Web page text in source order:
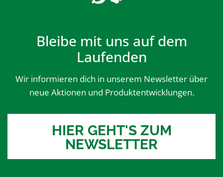
Bleibe mit uns auf dem
Laufenden
Wir informieren dich in unserem Newsletter über
neue Aktionen und Produktentwicklungen.
HIER GEHT'S ZUM
NEWSLETTER